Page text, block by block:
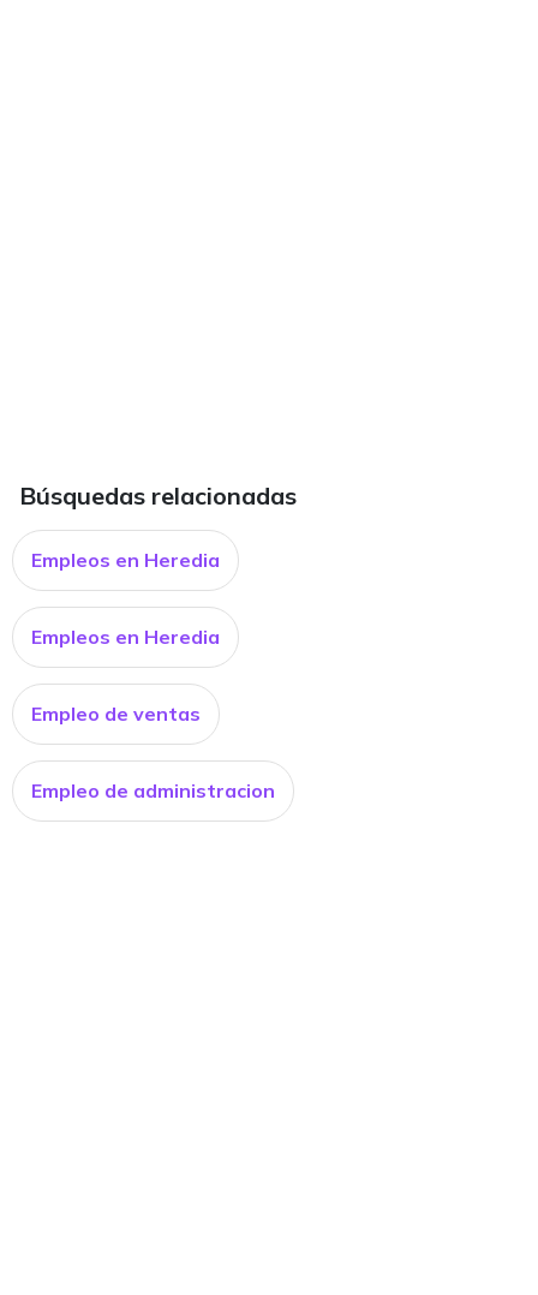
Búsquedas relacionadas
Empleos en Heredia
Empleos en Heredia
Empleo de ventas
Empleo de administracion